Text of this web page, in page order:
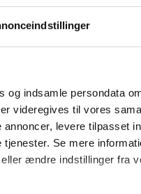
indsamle persondata
videregives til vores
levere tilpasset
Se mere
ændre indstillinger fra
alle
36
2